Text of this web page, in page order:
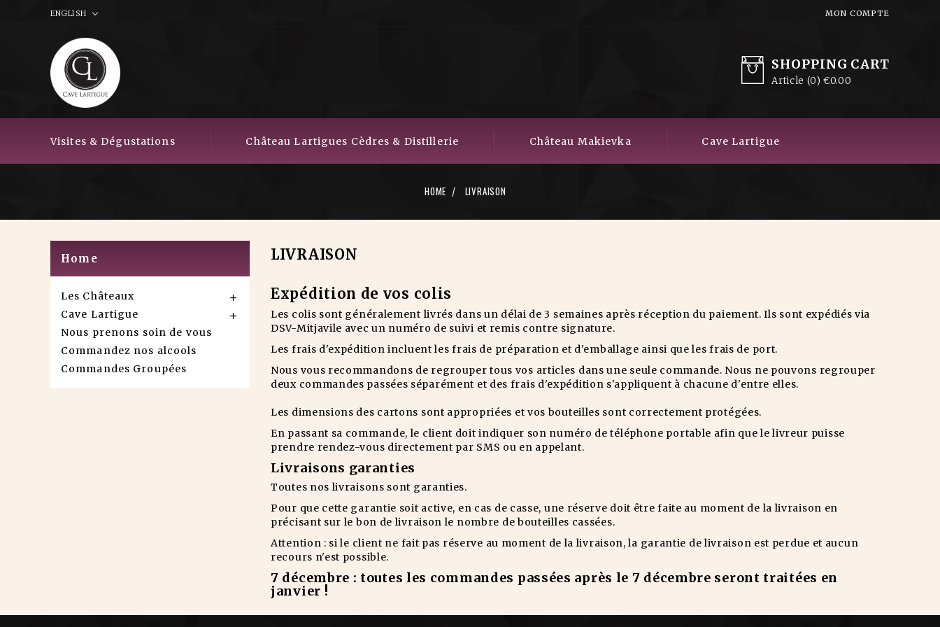
ENGLISH MON COMPTE
SHOPPING CART
Article (0) €0.00
Visites & Dégustations Château Lartigues Cèdres & Distillerie Château Makievka Cave Lartigue
HOME LIVRAISON
LIVRAISON
Expédition de vos colis
Les colis sont généralement livrés dans un délai de 3 semaines après réception du paiement. Ils sont expédiés via
DSV-Mitjavile avec un numéro de suivi et remis contre signature.
Les frais d'expédition incluent les frais de préparation et d'emballage ainsi que les frais de port.
Nous vous recommandons de regrouper tous vos articles dans une seule commande. Nous ne pouvons regrouper
deux commandes passées séparément et des frais d'expédition s'appliquent à chacune d'entre elles.
Les dimensions des cartons sont appropriées et vos bouteilles sont correctement protégées.
En passant sa commande, le client doit indiquer son numéro de téléphone portable afin que le livreur puisse
prendre rendez-vous directement par SMS ou en appelant.
Livraisons garanties
Toutes nos livraisons sont garanties.
Pour que cette garantie soit active, en cas de casse, une réserve doit être faite au moment de la livraison en
précisant sur le bon de livraison le nombre de bouteilles cassées.
Attention : si le client ne fait pas réserve au moment de la livraison, la garantie de livraison est perdue et aucun
recours n'est possible.
7 décembre : toutes les commandes passées après le 7 décembre seront traitées en
janvier !
Home
Les Châteaux 
Cave Lartigue 
Nous prenons soin de vous
Commandez nos alcools
Commandes Groupées